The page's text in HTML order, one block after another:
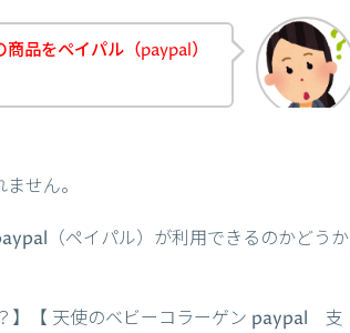
品をペイパル（paypal）
せん。
（ペイパル）が利用できるのかどうか
】【 天使のベビーコラーゲン paypal 支